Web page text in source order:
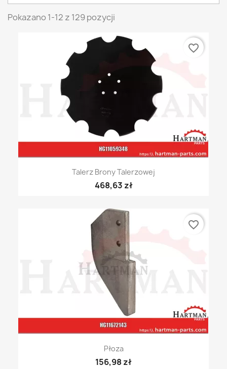
Pokazano 1-12 z 129 pozycji
Talerz Brony Talerzowej
468,63 zł
favorite_border
Płoza
156,98 zł
favorite_border